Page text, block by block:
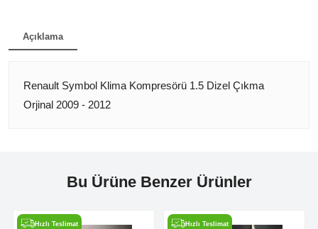
Açıklama
Renault Symbol Klima Kompresörü 1.5 Dizel Çıkma
Orjinal 2009 - 2012
Bu Ürüne Benzer Ürünler
Hızlı Teslimat Hızlı Teslimat